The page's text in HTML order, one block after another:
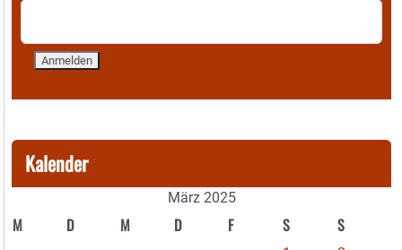
Kalender
März 2025
M D M D F S S